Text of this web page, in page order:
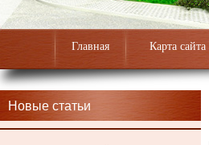
Главная Карта сайта
Новые статьи